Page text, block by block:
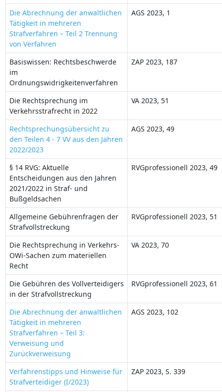
Die Abrechnung der anwaltlichen
Tätigkeit in mehreren
Strafverfahren – Teil 2 Trennung
von Verfahren
AGS 2023, 1
Basiswissen: Rechtsbeschwerde
im
Ordnungswidrigkeitenverfahren
ZAP 2023, 187
Die Rechtsprechung im
Verkehrsstrafrecht in 2022
VA 2023, 51
Rechtsprechungsübersicht zu
den Teilen 4 - 7 VV aus den Jahren
2022/2023
AGS 2023, 49
§ 14 RVG: Aktuelle
Entscheidungen aus den Jahren
2021/2022 in Straf- und
Bußgeldsachen
RVGprofessionell 2023, 49
Allgemeine Gebührenfragen der
Strafvollstreckung
RVGprofessionell 2023, 51
Die Rechtsprechung in Verkehrs-
OWi-Sachen zum materiellen
Recht
VA 2023, 70
Die Gebühren des Vollverteidigers
in der Strafvollstreckung
RVGprofessionell 2023, 61
Die Abrechnung der anwaltlichen
Tätigkeit in mehreren
Strafverfahren – Teil 3:
Verweisung und
Zurückverweisung
AGS 2023, 102
Verfahrenstipps und Hinweise für
Strafverteidiger (I/2023)
ZAP 2023, S. 339